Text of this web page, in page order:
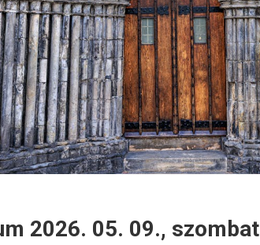
2026. 05. 09., szombat